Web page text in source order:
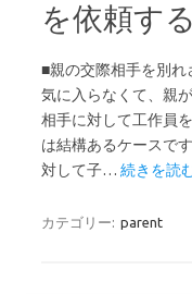
を依頼す
■親の交際相手を別
気に入らなくて、親
相手に対して工作員
は結構あるケースで
対して子… 続きを読
カテゴリー: parent